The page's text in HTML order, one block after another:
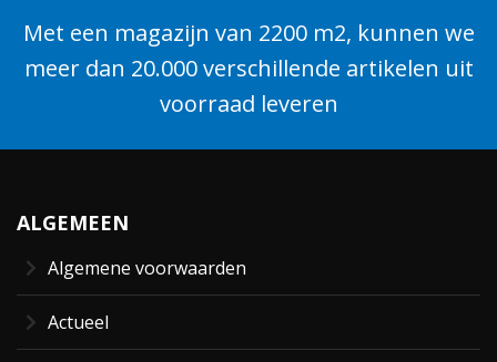
Met een magazijn van 2200 m2, kunnen we
meer dan 20.000 verschillende artikelen uit
voorraad leveren
ALGEMEEN
Algemene voorwaarden
Actueel